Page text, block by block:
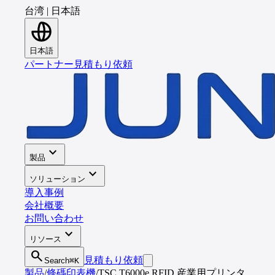
台湾 | 日本語
日本語
パートナー 見積もり依頼
製品 expand_more
ソリューション expand_more
導入事例
会社概要
お問い合わせ
リソース expand_more
search Search⌘K
見積もり依頼
製品/條碼印表機/TSC T6000e RFID 産業用プリンタ